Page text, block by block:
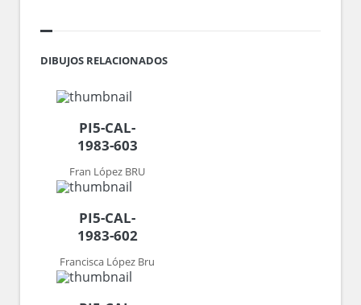
DIBUJOS RELACIONADOS
PI5-CAL-
1983-603
Fran López BRU
PI5-CAL-
1983-602
Francisca López Bru